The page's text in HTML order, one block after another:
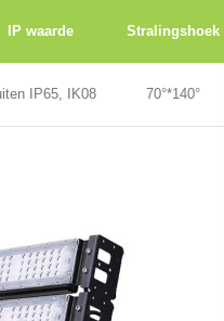
IP waarde Stralingshoek
IP65, IK08 70°*140°